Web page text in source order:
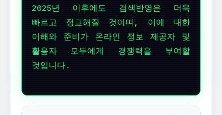
2025년 이후에도 검색반영은 더욱
빠르고 정교해질 것이며, 이에 대한
이해와 준비가 온라인 정보 제공자 및
활용자 모두에게 경쟁력을 부여할
것입니다.